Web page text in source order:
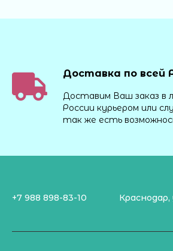
Доставка по всей
Доставим Ваш заказ в
России курьером или
так же есть
+7 988 898-83-10